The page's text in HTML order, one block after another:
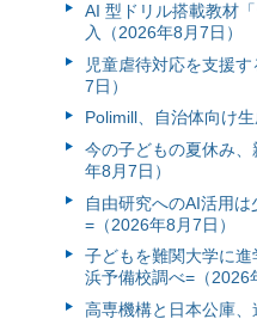
AI 型ドリル搭載教材
入（2026年8月7日）
児童虐待対応を支援
7日）
Polimill、自治体向け
今の子どもの夏休み
年8月7日）
自由研究へのAI活用
=（2026年8月7日）
子どもを難関大学に
浜予備校調べ=（2026
高専機構と日本公庫